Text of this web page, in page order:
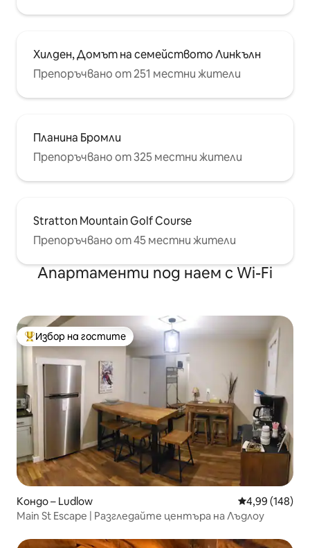
Хилден, Домът на семейството Линкълн
Препоръчвано от 251 местни жители
Планина Бромли
Препоръчвано от 325 местни жители
Stratton Mountain Golf Course
Препоръчвано от 45 местни жители
Апартаменти под наем с Wi-Fi
Най-популярен избор на гостите
Избор на гостите
Кондо – Ludlow Средна
4,99 (148)
Main St Escape | Разгледайте центъра на Лъдлоу